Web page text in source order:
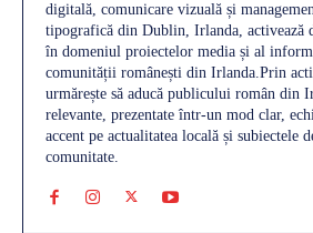
digitală, comunicare vizuală și
tipografică din Dublin, Irlanda, activează
în domeniul proiectelor media și al
comunității românești din Irlanda.Prin
urmărește să aducă publicului român din
relevante, prezentate într-un mod clar,
accent pe actualitatea locală și subiectele
comunitate.